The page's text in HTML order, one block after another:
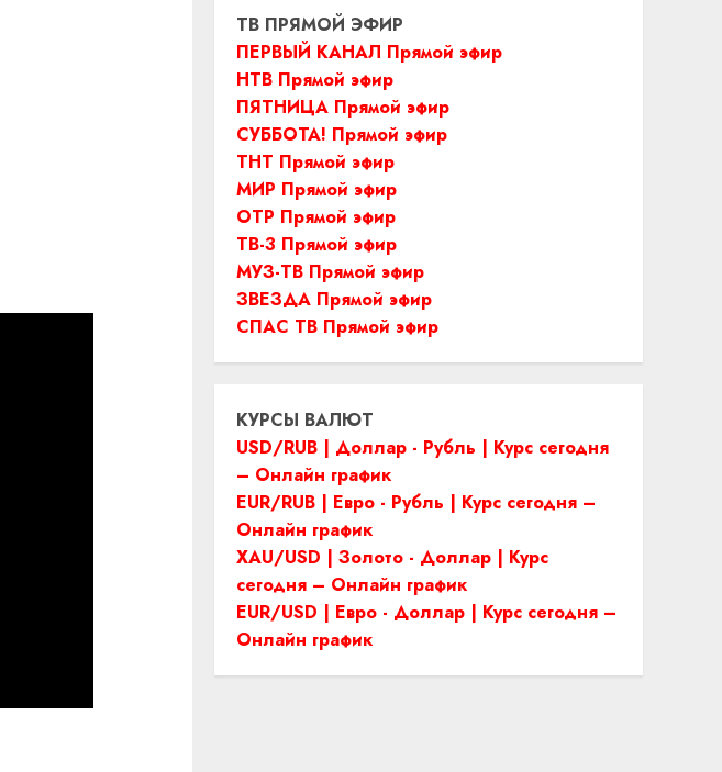
ТВ ПРЯМОЙ ЭФИР
ПЕРВЫЙ КАНАЛ Прямой эфир
НТВ Прямой эфир
ПЯТНИЦА Прямой эфир
СУББОТА! Прямой эфир
ТНТ Прямой эфир
МИР Прямой эфир
ОТР Прямой эфир
ТВ-3 Прямой эфир
МУЗ-ТВ Прямой эфир
ЗВЕЗДА Прямой эфир
СПАС ТВ Прямой эфир
КУРСЫ ВАЛЮТ
USD/RUB | Доллар - Рубль | Курс сегодня
– Онлайн график
EUR/RUB | Евро - Рубль | Курс сегодня –
Онлайн график
XAU/USD | Золото - Доллар | Курс
сегодня – Онлайн график
EUR/USD | Евро - Доллар | Курс сегодня –
Онлайн график